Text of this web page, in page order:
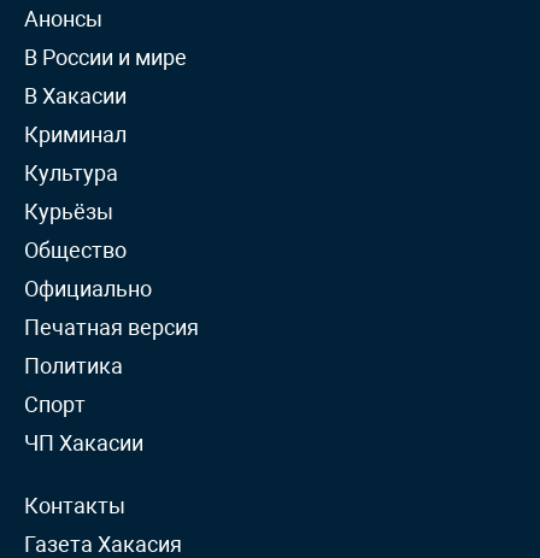
Анонсы
В России и мире
В Хакасии
Криминал
Культура
Курьёзы
Общество
Официально
Печатная версия
Политика
Спорт
ЧП Хакасии
Контакты
Газета Хакасия